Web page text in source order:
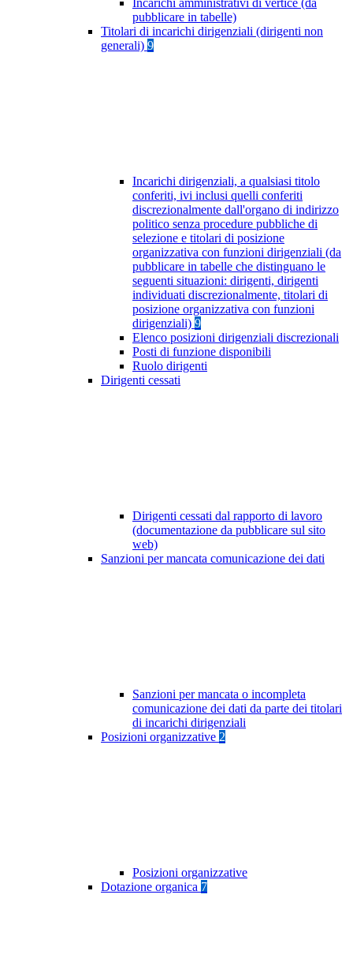
Incarichi amministrativi di vertice (da
pubblicare in tabelle)
Titolari di incarichi dirigenziali (dirigenti non
generali) 9
Incarichi dirigenziali, a qualsiasi titolo
conferiti, ivi inclusi quelli conferiti
discrezionalmente dall'organo di indirizzo
politico senza procedure pubbliche di
selezione e titolari di posizione
organizzativa con funzioni dirigenziali (da
pubblicare in tabelle che distinguano le
seguenti situazioni: dirigenti, dirigenti
individuati discrezionalmente, titolari di
posizione organizzativa con funzioni
dirigenziali) 9
Elenco posizioni dirigenziali discrezionali
Posti di funzione disponibili
Ruolo dirigenti
Dirigenti cessati
Dirigenti cessati dal rapporto di lavoro
(documentazione da pubblicare sul sito
web)
Sanzioni per mancata comunicazione dei dati
Sanzioni per mancata o incompleta
comunicazione dei dati da parte dei titolari
di incarichi dirigenziali
Posizioni organizzative 2
Posizioni organizzative
Dotazione organica 7